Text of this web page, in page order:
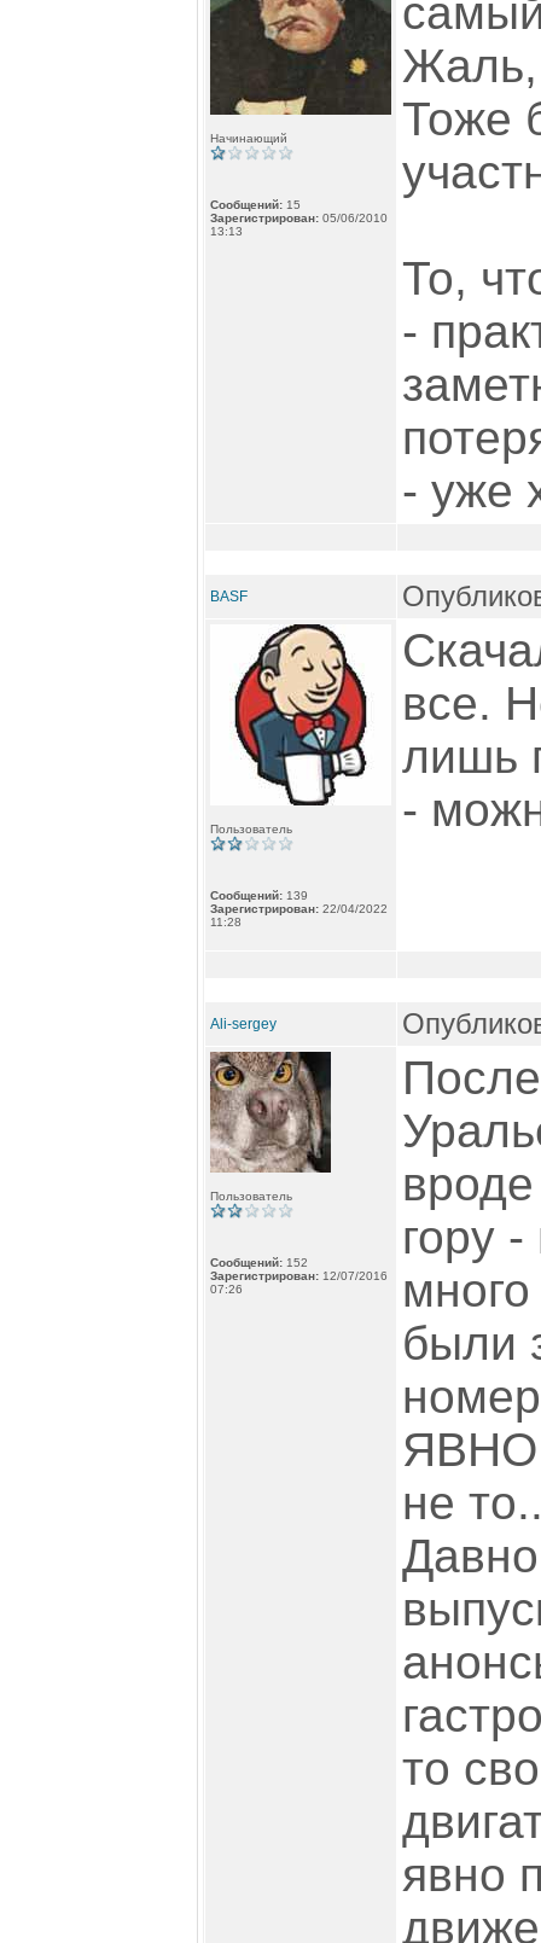
Начинающий
Сообщений: 15
Зарегистрирован: 05/06/2010
13:13
Жаль,
Тоже
То,
-
- уже
BASF
Пользователь
Сообщений: 139
Зарегистрирован: 22/04/2022
11:28
все.
лишь
-
Ali-sergey
Пользователь
Сообщений: 152
Зарегистрирован: 12/07/2016
07:26
гору
были
ЯВНО
не
то
явно